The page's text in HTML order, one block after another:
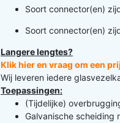
Soort connector(en)
Soort connector(en)
Langere lengtes?
Klik hier en vraag om een
Wij leveren iedere
Toepassingen:
(Tijdelijke)
Galvanische scheiding